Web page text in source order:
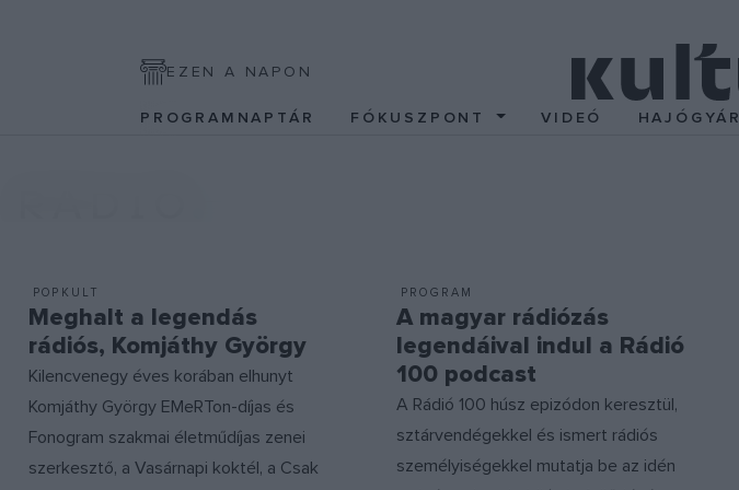
EZEN A NAPON
PROGRAMNAPTÁR FÓKUSZPONT VIDEÓ HAJÓGYÁR
POPKULT
Meghalt a legendás
rádiós, Komjáthy György
Kilencvenegy éves korában elhunyt
Komjáthy György EMeRTon-díjas és
Fonogram szakmai életműdíjas zenei
szerkesztő, a Vasárnapi koktél, a Csak
PROGRAM
A magyar rádiózás
legendáival indul a Rádió
100 podcast
A Rádió 100 húsz epizódon keresztül,
sztárvendégekkel és ismert rádiós
személyiségekkel mutatja be az idén